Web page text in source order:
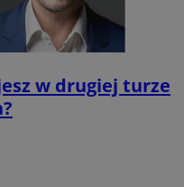
w drugiej turze